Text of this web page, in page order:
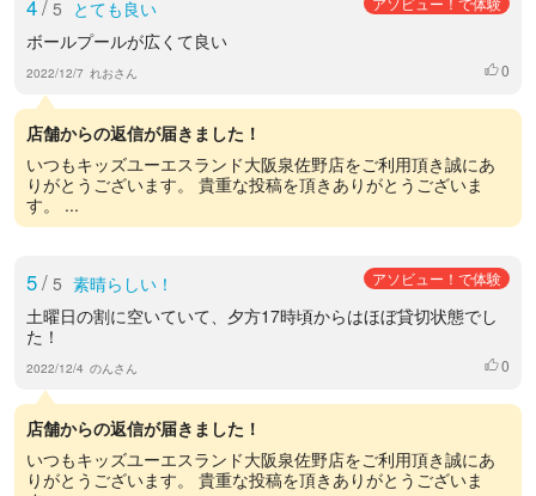
4/ 5 とても良い
ボールプールが広くて良い
2022/12/7 れおさん いいね
0
店舗からの返信が届きました！
いつもキッズユーエスランド大阪泉佐野店をご利用頂き誠にあ
りがとうございます。 貴重な投稿を頂きありがとうございま
す。 ...
5/ 5 素晴らしい！ アソビュー！で体験
土曜日の割に空いていて、夕方17時頃からはほぼ貸切状態でし
た！
2022/12/4 のんさん いいね
0
店舗からの返信が届きました！
いつもキッズユーエスランド大阪泉佐野店をご利用頂き誠にあ
りがとうございます。 貴重な投稿を頂きありがとうございま